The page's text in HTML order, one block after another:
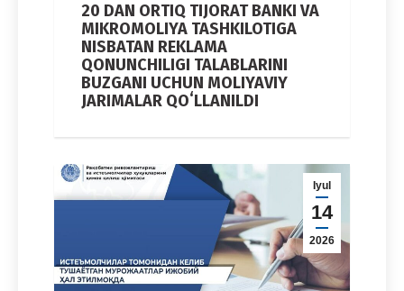
20 DAN ORTIQ TIJORAT BANKI VA
MIKROMOLIYA TASHKILOTIGA
NISBATAN REKLAMA
QONUNCHILIGI TALABLARINI
BUZGANI UCHUN MOLIYAVIY
JARIMALAR QOʻLLANILDI
Iyul
14
2026